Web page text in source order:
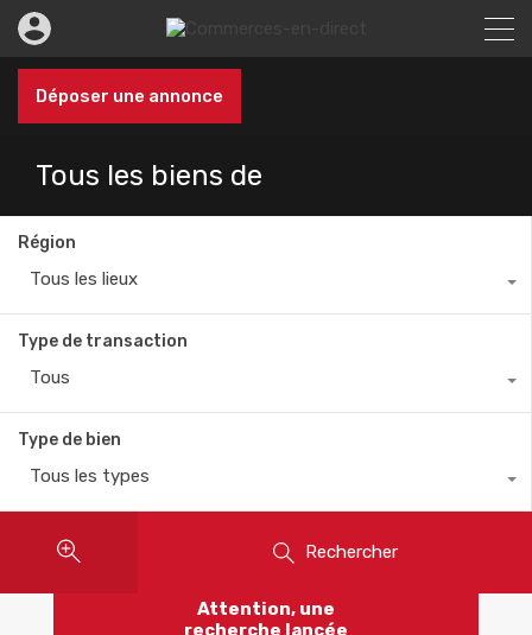
Déposer une annonce
Tous les biens de
Région
Tous les lieux
Type de transaction
Tous
Type de bien
Tous les types
Rechercher
Attention, une
recherche lancée